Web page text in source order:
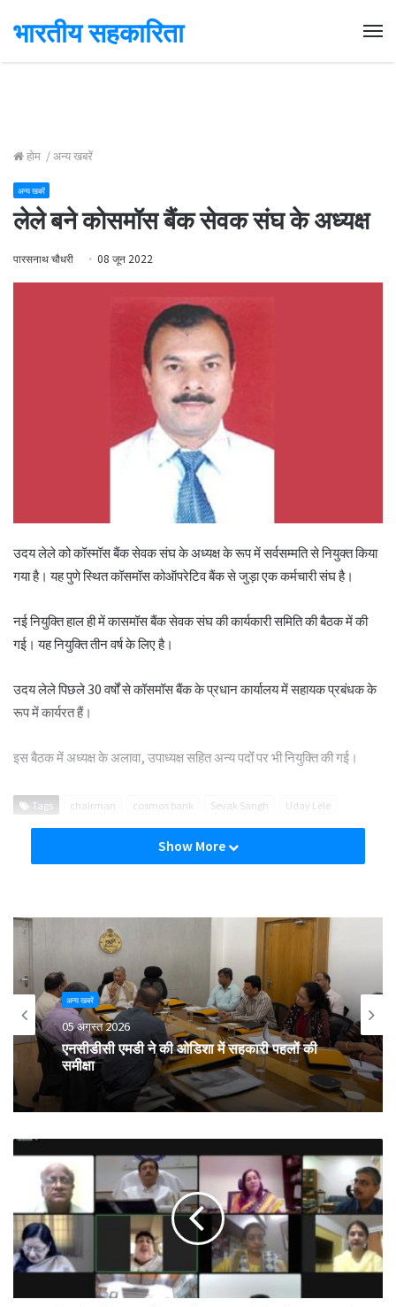
भारतीय सहकारिता
होम /अन्य खबरें
अन्य खबरें
लेले बने कोसमॉस बैंक सेवक संघ के अध्यक्ष
पारसनाथ चौधरी 08 जून 2022
उदय लेले को कॉस्मॉस बैंक सेवक संघ के अध्यक्ष के रूप में सर्वसम्मति से नियुक्त किया
गया है। यह पुणे स्थित कॉसमॉस कोऑपरेटिव बैंक से जुड़ा एक कर्मचारी संघ है।
नई नियुक्ति हाल ही में कासमॉस बैंक सेवक संघ की कार्यकारी समिति की बैठक में की
गई। यह नियुक्ति तीन वर्ष के लिए है।
उदय लेले पिछले 30 वर्षों से कॉसमॉस बैंक के प्रधान कार्यालय में सहायक प्रबंधक के
रूप में कार्यरत हैं।
इस बैठक में अध्यक्ष के अलावा, उपाध्यक्ष सहित अन्य पदोंं पर भी नियुक्ति की गई।
Tags chairman cosmos bank Sevak Sangh Uday Lele
Show More
अन्य खबरें
05 अगस्त 2026
एनसीडीसी एमडी ने की ओडिशा में सहकारी पहलों की
समीक्षा